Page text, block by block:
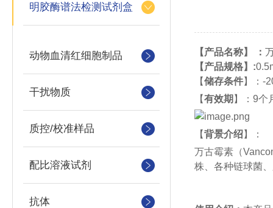
明胶酶谱法检测试剂盒
动物血清红细胞制品
干扰物质
质控/校准样品
配比溶液试剂
抗体
【产品名称】 ：
【产品规格】 :
【储存条件】 ： -
【有效期 】 ： 9个
【背景介绍】
：
万古霉素（
株、各种链球菌